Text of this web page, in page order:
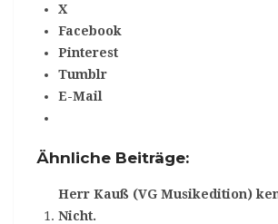
X
Facebook
Pinterest
Tumblr
E-Mail
Ähnliche Beiträge:
Herr Kauß (VG Musikedition)
Nicht.